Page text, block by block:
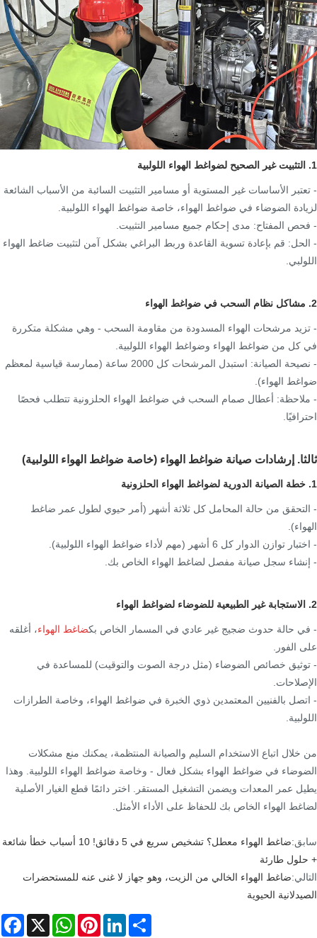
1. التثبيت غير الصحيح لضواغط الهواء اللولبية
- تعتبر الأساسات غير المستوية أو مسامير التثبيت السائبة من الأسباب الشائعة
لزيادة الضوضاء في ضواغط الهواء، خاصة ضواغط الهواء اللولبية.
- فحص المفتاح: مدى إحكام جميع مسامير التثبيت.
- الحل: قم بإعادة تسوية القاعدة وربط البراغي بشكل آمن لتثبيت ضاغط الهواء
اللولبي.
2. مشاكل نظام السحب في ضواغط الهواء
- تزيد مرشحات الهواء المسدودة من مقاومة السحب - وهي مشكلة متكررة
في كل من ضواغط الهواء وضواغط الهواء اللولبية.
- نصيحة الصيانة: استبدل المرشحات كل 2000 ساعة (ممارسة قياسية لمعظم
ضواغط الهواء).
- ملاحظة: أعطال صمام السحب في ضواغط الهواء الحلزونية تتطلب فحصًا
احترافيًا.
ثالثا. إرشادات صيانة ضواغط الهواء (خاصة ضواغط الهواء اللولبية)
1. خطة الصيانة الدورية لضواغط الهواء الحلزونية
- التحقق من حالة المحامل كل ثلاثة أشهر (أمر حيوي لطول عمر ضاغط
الهواء).
- اختبار توازن الدوار كل 6 أشهر (مهم لأداء ضواغط الهواء اللولبية).
- إنشاء سجل صيانة مفصل لضاغط الهواء الخاص بك.
2. الاستجابة غير الطبيعية للضوضاء لضواغط الهواء
- في حالة حدوث ضجيج غير عادي في المسمار الخاص بكضاغط الهواء، أغلقه
على الفور.
- توثيق خصائص الضوضاء (مثل درجة الصوت والتوقيت) للمساعدة في
الإصلاحات.
- اتصل بالفنيين المعتمدين ذوي الخبرة في ضواغط الهواء، وخاصة الطرازات
اللولبية.
من خلال اتباع الاستخدام السليم والصيانة المنتظمة، يمكنك منع مشكلات
الضوضاء في ضواغط الهواء بشكل فعال - وخاصة ضواغط الهواء اللولبية. وهذا
يطيل عمر المعدات ويضمن التشغيل المستقر. اختر دائمًا قطع الغيار الأصلية
لضاغط الهواء الخاص بك للحفاظ على الأداء الأمثل.
سابق:
ضاغط الهواء معطل؟ تشخيص سريع في 5 دقائق! 10 أسباب خطأ شائعة
+ حلول طارئة
التالي:ضاغط الهواء الخالي من الزيت، وهو جهاز لا غنى عنه للمستحضرات
الصيدلانية الحيوية
X
WhatsAppPinterestLinkedInShare